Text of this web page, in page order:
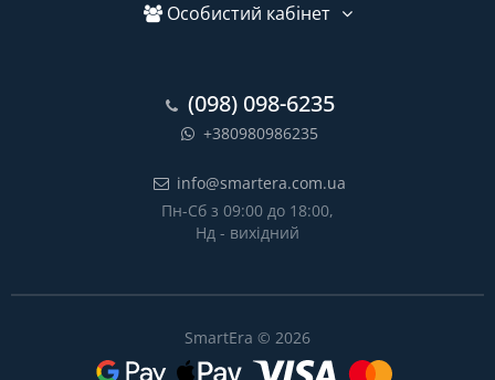
Особистий кабінет
(098) 098-6235
+380980986235
info@smartera.com.ua
Пн-Сб з 09:00 до 18:00,
Нд - вихідний
SmartEra © 2026